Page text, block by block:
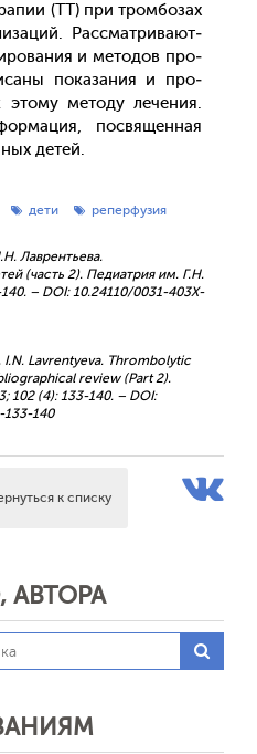
(ТТ) при тром­бо­зах
Рас­смат­ри­ва­ют­
и ме­тодов про­
по­каза­ния и про­
это­му ме­тоду ле­чения.
пос­вя­щен­ная
де­тей.
дети реперфузия
Лаврентьева.
(часть 2). Педиатрия им. Г.Н.
– DOI: 10.24110/0031-403X-
I.N. Lavrentyevа. Thrombolytic
review (Part 2).
102 (4): 133-140. – DOI:
133-140
к списку
АВТОРА